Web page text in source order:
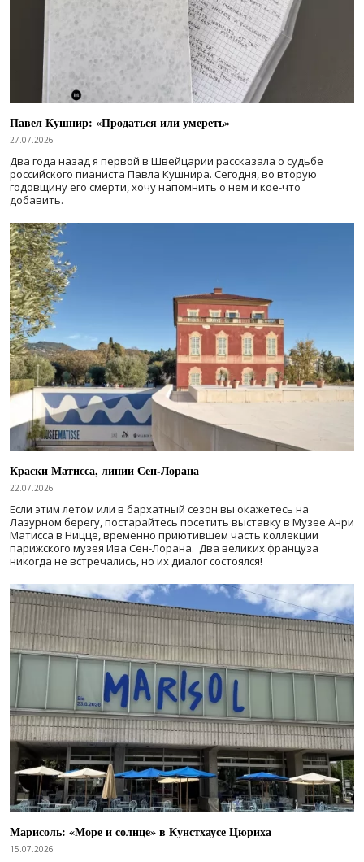
Павел Кушнир: «Продаться или умереть»
27.07.2026
Два года назад я первой в Швейцарии рассказала о судьбе
российского пианиста Павла Кушнира. Сегодня, во вторую
годовщину его смерти, хочу напомнить о нем и кое-что
добавить.
Краски Матисса, линии Сен-Лорана
22.07.2026
Если этим летом или в бархатный сезон вы окажетесь на
Лазурном берегу, постарайтесь посетить выставку в Музее Анри
Матисса в Ницце, временно приютившем часть коллекции
парижского музея Ива Сен-Лорана. Два великих француза
никогда не встречались, но их диалог состоялся!
Марисоль: «Море и солнце» в Кунстхаусе Цюриха
15.07.2026